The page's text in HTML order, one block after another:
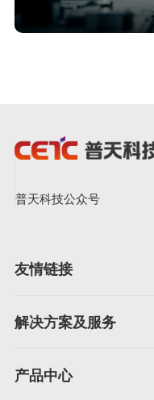
普天科技公众号
友情链接
解决方案及服务
产品中心